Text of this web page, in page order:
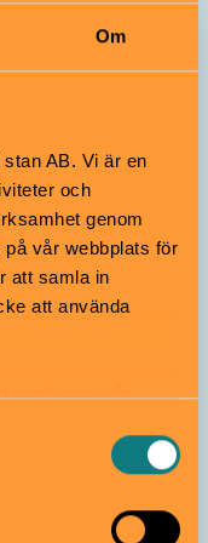
Om
AB. Vi är en
och
genom
vår webbplats för
att samla in
att använda
analysera vår
medier. Vi
och annan
medier och
med.